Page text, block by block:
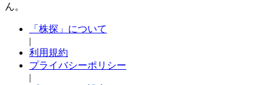
ん。
「株探」について
|
利用規約
プライバシーポリシー
|